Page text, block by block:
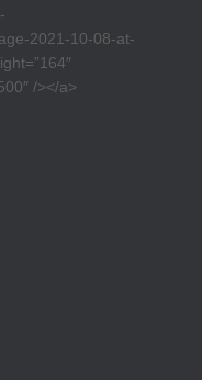
2021-10-08-at-
/></a>